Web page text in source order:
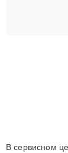
В сервисном